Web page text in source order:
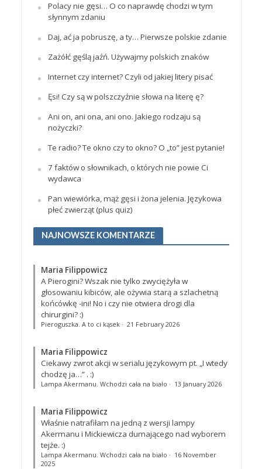
Polacy nie gęsi… O co naprawdę chodzi w tym
słynnym zdaniu
Daj, ać ja pobruszę, a ty… Pierwsze polskie zdanie
Zażółć gęślą jaźń. Używajmy polskich znaków
Internet czy internet? Czyli od jakiej litery pisać
Ęsi! Czy są w polszczyźnie słowa na literę ę?
Ani on, ani ona, ani ono. Jakiego rodzaju są
nożyczki?
Te radio? Te okno czy to okno? O „to” jest pytanie!
7 faktów o słownikach, o których nie powie Ci
wydawca
Pan wiewiórka, mąż gęsi i żona jelenia. Językowa
płeć zwierząt (plus quiz)
NAJNOWSZE KOMENTARZE
Maria Filippowicz
A Pierogini? Wszak nie tylko zwyciężyła w
głosowaniu kibiców, ale ożywia starą a szlachetną
końcówkę -ini! No i czy nie otwiera drogi dla
chirurgini? :)
Pieroguszka. A to ci kąsek· 21 February 2026
Maria Filippowicz
Ciekawy zwrot akcji w serialu językowym pt. „I wtedy
chodzę ja…”. :)
Lampa Akermanu. Wchodzi cała na biało · 13 January 2026
Maria Filippowicz
Właśnie natrafiłam na jedną z wersji lampy
Akermanu i Mickiewicza dumającego nad wyborem
tejże. :)
Lampa Akermanu. Wchodzi cała na biało · 16 November
2025